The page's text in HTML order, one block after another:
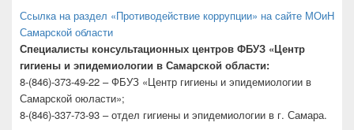
Ссылка на раздел «Противодействие коррупции» на сайте МОиН
Самарской области
Специалисты консультационных центров ФБУЗ «Центр
гигиены и эпидемиологии в Самарской области:
8-(846)-373-49-22 – ФБУЗ «Центр гигиены и эпидемиологии в
Самарской оюласти»;
8-(846)-337-73-93 – отдел гигиены и эпидемиологии в г. Самара.